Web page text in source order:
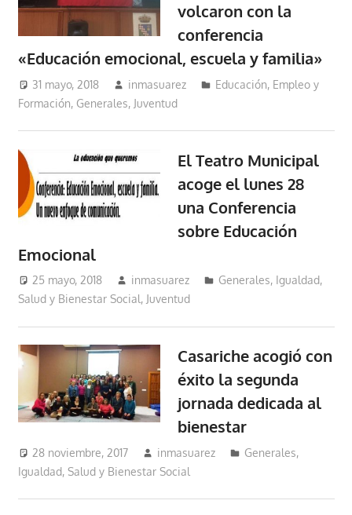
volcaron con la
conferencia
«Educación emocional, escuela y familia»
31 mayo, 2018 inmasuarez
Educación, Empleo y
Formación, Generales, Juventud
El Teatro Municipal
acoge el lunes 28
una Conferencia
sobre Educación
Emocional
25 mayo, 2018 inmasuarez Generales, Igualdad,
Salud y Bienestar Social, Juventud
Casariche acogió con
éxito la segunda
jornada dedicada al
bienestar
28 noviembre, 2017 inmasuarez Generales,
Igualdad, Salud y Bienestar Social